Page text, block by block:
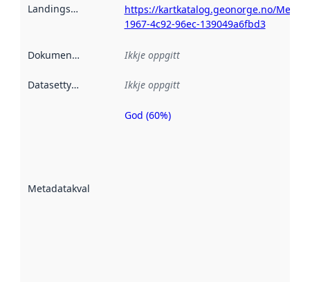
Landingsside
https://kartkatalog.geonorge.no/
1967-4c92-96ec-139049a6fbd3
Dokumentasjon Ikkje oppgitt
Datasettype Ikkje oppgitt
Metadatakvalitet
Metadatakvalitet
God (60%)